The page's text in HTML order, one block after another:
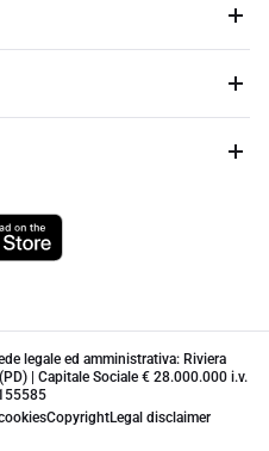
legale ed amministrativa: Riviera
| Capitale Sociale € 28.000.000 i.v.
CopyrightLegal disclaimer